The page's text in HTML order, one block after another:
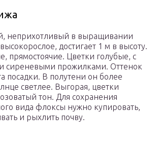
неприхотливый в выращивании
достигает 1 м в высоту.
прямостоячие. Цветки голубые, с
сиреневыми прожилками. Оттенок
посадки. В полутени он более
светлее. Выгорая, цветки
тон. Для сохранения
вида флоксы нужно купировать,
и рыхлить почву.